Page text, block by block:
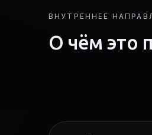
ВНУТРЕННЕЕ
О чём это